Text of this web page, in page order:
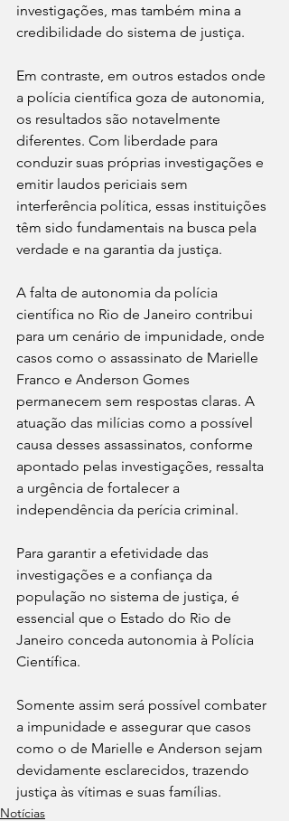
investigações, mas também mina a
credibilidade do sistema de justiça.
Em contraste, em outros estados onde
a polícia científica goza de autonomia,
os resultados são notavelmente
diferentes. Com liberdade para
conduzir suas próprias investigações e
emitir laudos periciais sem
interferência política, essas instituições
têm sido fundamentais na busca pela
verdade e na garantia da justiça.
A falta de autonomia da polícia
científica no Rio de Janeiro contribui
para um cenário de impunidade, onde
casos como o assassinato de Marielle
Franco e Anderson Gomes
permanecem sem respostas claras. A
atuação das milícias como a possível
causa desses assassinatos, conforme
apontado pelas investigações, ressalta
a urgência de fortalecer a
independência da perícia criminal.
Para garantir a efetividade das
investigações e a confiança da
população no sistema de justiça, é
essencial que o Estado do Rio de
Janeiro conceda autonomia à Polícia
Científica.
Somente assim será possível combater
a impunidade e assegurar que casos
como o de Marielle e Anderson sejam
devidamente esclarecidos, trazendo
justiça às vítimas e suas famílias.
Notícias